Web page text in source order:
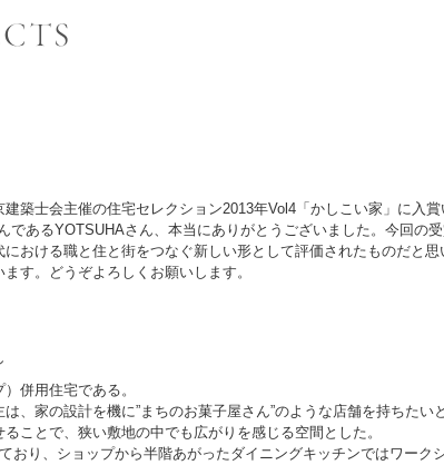
築士会主催の住宅セレクション2013年Vol4「かしこい家」に入
あるYOTSUHAさん、本当にありがとうございました。今回の
おける職と住と街をつなぐ新しい形として評価されたものだと思
す。どうぞよろしくお願いします。
併用住宅である。
、家の設計を機に”まちのお菓子屋さん”のような店舗を持ちた
ことで、狭い敷地の中でも広がりを感じる空間とした。
おり、ショップから半階あがったダイニングキッチンではワーク